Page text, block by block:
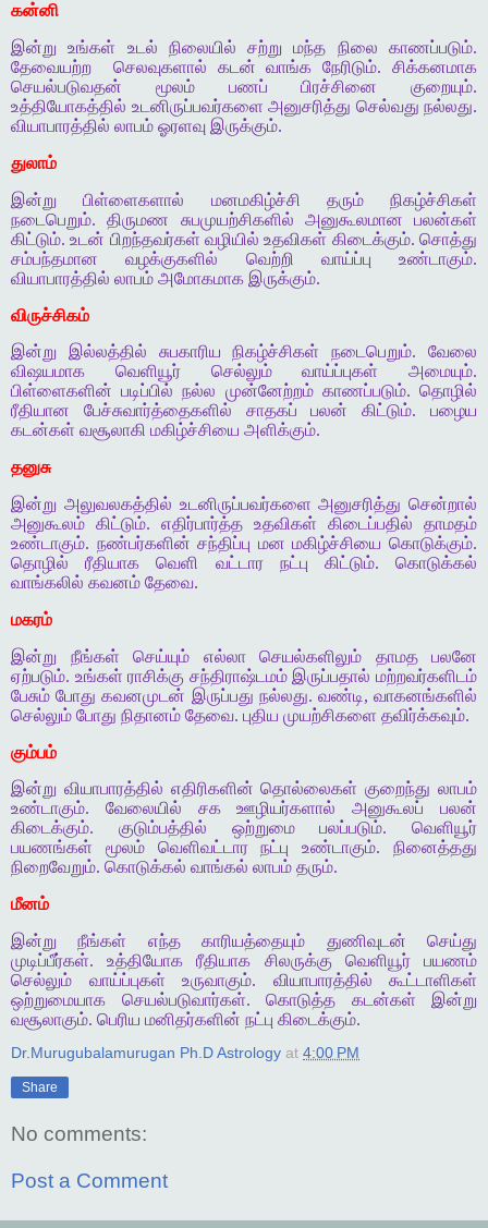
கன்னி
இன்று உங்கள் உடல் நிலையில் சற்று மந்த நிலை காணப்படும்.
தேவையற்ற
செலவுகளால் கடன் வாங்க நேரிடும். சிக்கனமாக
செயல்படுவதன் மூலம் பணப் பிரச்சினை குறையும்.
உத்தியோகத்தில் உடனிருப்பவர்களை அனுசரித்து செல்வது நல்லது.
வியாபாரத்தில் லாபம் ஓரளவு இருக்கும்.
துலாம்
இன்று பிள்ளைகளால் மனமகிழ்ச்சி தரும் நிகழ்ச்சிகள்
நடைபெறும். திருமண சுபமுயற்சிகளில் அனுகூலமான பலன்கள்
கிட்டும். உடன் பிறந்தவர்கள் வழியில் உதவிகள் கிடைக்கும். சொத்து
சம்பந்தமான வழக்குகளில் வெற்றி வாய்ப்பு உண்டாகும்.
வியாபாரத்தில் லாபம் அமோகமாக இருக்கும்.
விருச்சிகம்
இன்று இல்லத்தில் சுபகாரிய நிகழ்ச்சிகள் நடைபெறும். வேலை
விஷயமாக வெளியூர் செல்லும் வாய்ப்புகள் அமையும்.
பிள்ளைகளின் படிப்பில் நல்ல முன்னேற்றம் காணப்படும். தொழில்
ரீதியான பேச்சுவார்த்தைகளில் சாதகப் பலன் கிட்டும். பழைய
கடன்கள் வசூலாகி மகிழ்ச்சியை அளிக்கும்.
தனுசு
இன்று அலுவலகத்தில் உடனிருப்பவர்களை அனுசரித்து சென்றால்
அனுகூலம் கிட்டும். எதிர்பார்த்த உதவிகள் கிடைப்பதில் தாமதம்
உண்டாகும். நண்பர்களின் சந்திப்பு மன மகிழ்ச்சியை கொடுக்கும்.
தொழில் ரீதியாக வெளி வட்டார நட்பு கிட்டும். கொடுக்கல்
வாங்கலில் கவனம் தேவை.
மகரம்
இன்று நீங்கள் செய்யும் எல்லா செயல்களிலும் தாமத பலனே
ஏற்படும். உங்கள் ராசிக்கு சந்திராஷ்டமம் இருப்பதால் மற்றவர்களிடம்
பேசும் போது கவனமுடன் இருப்பது நல்லது. வண்டி, வாகனங்களில்
செல்லும் போது நிதானம் தேவை. புதிய முயற்சிகளை தவிர்க்கவும்.
கும்பம்
இன்று வியாபாரத்தில் எதிரிகளின் தொல்லைகள் குறைந்து லாபம்
உண்டாகும். வேலையில் சக ஊழியர்களால் அனுகூலப் பலன்
கிடைக்கும். குடும்பத்தில் ஒற்றுமை பலப்படும். வெளியூர்
பயணங்கள் மூலம் வெளிவட்டார நட்பு உண்டாகும். நினைத்தது
நிறைவேறும். கொடுக்கல் வாங்கல் லாபம் தரும்.
மீனம்
இன்று நீங்கள் எந்த காரியத்தையும் துணிவுடன் செய்து
முடிப்பீர்கள். உத்தியோக ரீதியாக சிலருக்கு வெளியூர் பயணம்
செல்லும் வாய்ப்புகள் உருவாகும். வியாபாரத்தில் கூட்டாளிகள்
ஒற்றுமையாக செயல்படுவார்கள். கொடுத்த கடன்கள் இன்று
வசூலாகும். பெரிய மனிதர்களின் நட்பு கிடைக்கும்.
Dr.Murugubalamurugan Ph.D Astrology at 4:00 PM
Share
No comments:
Post a Comment